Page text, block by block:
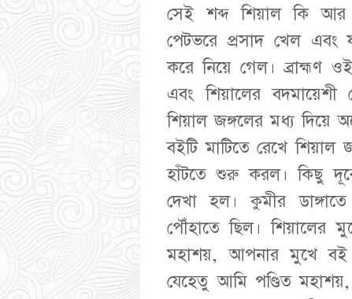
সেই শব্দ শিয়াল কি আর
পেটভরে প্রসাদ খেল এবং
করে নিয়ে গেল।
এবং শিয়ালের
শিয়াল জঙ্গলের মধ্য
বইটি মাটিতে রেখে
হাঁটতে শুরু করল। কিছু
দেখা হল। কুমীর
পৌঁহাতে ছিল। শিয়ালের
মহাশয়, আপনার মুখে
যেহেতু আমি পণ্ডিত